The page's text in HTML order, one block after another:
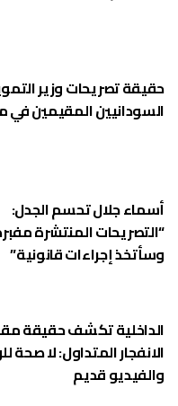
حقيقة تصريحات وزير
السودانيين المقيمين في
أسماء جلال تحسم الجدل:
“التصريحات المنتشرة
وسأتخذ إجراءات قانونية”
الداخلية تكشف حقيقة
الانفجار المتداول: لا صحة
والفيديو قديم